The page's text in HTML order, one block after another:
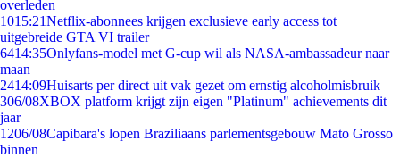
overleden
1015:21Netflix-abonnees krijgen exclusieve early access tot
uitgebreide GTA VI trailer
6414:35Onlyfans-model met G-cup wil als NASA-ambassadeur naar
maan
2414:09Huisarts per direct uit vak gezet om ernstig alcoholmisbruik
306/08XBOX platform krijgt zijn eigen "Platinum" achievements dit
jaar
1206/08Capibara's lopen Braziliaans parlementsgebouw Mato Grosso
binnen